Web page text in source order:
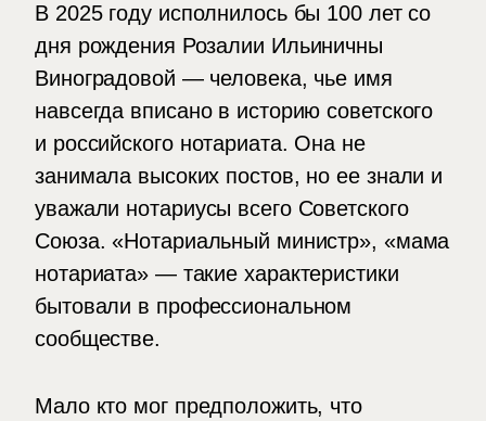
В 2025 году исполнилось бы 100 лет со
дня рождения Розалии Ильиничны
Виноградовой — человека, чье имя
навсегда вписано в историю советского
и российского нотариата. Она не
занимала высоких постов, но ее знали и
уважали нотариусы всего Советского
Союза. «Нотариальный министр», «мама
нотариата» — такие характеристики
бытовали в профессиональном
сообществе.
Мало кто мог предположить, что